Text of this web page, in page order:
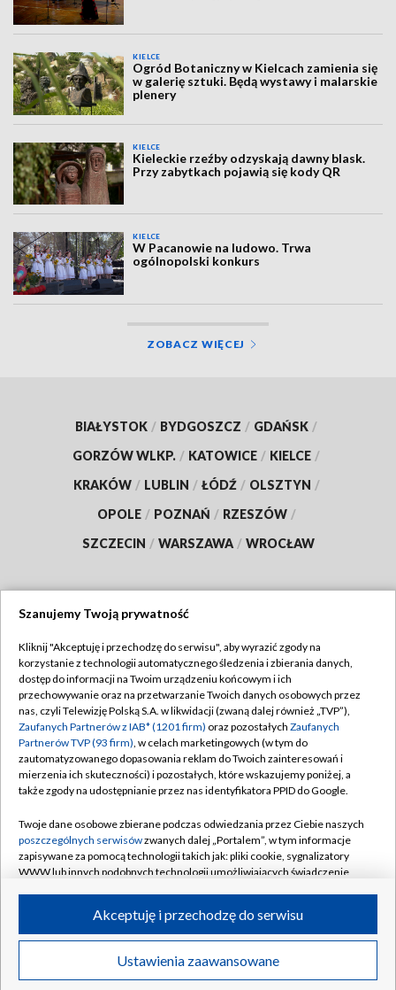
KIELCE
Ogród Botaniczny w Kielcach zamienia się
w galerię sztuki. Będą wystawy i malarskie
plenery
KIELCE
Kieleckie rzeźby odzyskają dawny blask.
Przy zabytkach pojawią się kody QR
KIELCE
W Pacanowie na ludowo. Trwa
ogólnopolski konkurs
ZOBACZ WIĘCEJ
BIAŁYSTOK / BYDGOSZCZ / GDAŃSK /
GORZÓW WLKP. / KATOWICE / KIELCE /
KRAKÓW / LUBLIN / ŁÓDŹ / OLSZTYN /
OPOLE / POZNAŃ / RZESZÓW /
SZCZECIN / WARSZAWA / WROCŁAW
TVP
Abonament TVP
Emisja w TVP
Centrum informacji TVP
Naziemna Telewizja Cyfrowa
Rada Programowa
System NOS
Informacje o nadawcy
Program dla prasy
Ogłoszenie przetargowe
Regulamin TVP
Polityka prywatności
Moje zgody
Pomoc
Kontakt
Kanały
©2026 Telewizja Polska S.A. w likwidacji
Szanujemy Twoją prywatność
Kliknij "Akceptuję i przechodzę do serwisu", aby wyrazić zgody na
korzystanie z technologii automatycznego śledzenia i zbierania danych,
dostęp do informacji na Twoim urządzeniu końcowym i ich
przechowywanie oraz na przetwarzanie Twoich danych osobowych przez
nas, czyli Telewizję Polską S.A. w likwidacji (zwaną dalej również „TVP”),
Zaufanych Partnerów z IAB* (1201 firm) oraz pozostałych Zaufanych
Partnerów TVP (93 firm), w celach marketingowych (w tym do
zautomatyzowanego dopasowania reklam do Twoich zainteresowań i
mierzenia ich skuteczności) i pozostałych, które wskazujemy poniżej, a
także zgody na udostępnianie przez nas identyfikatora PPID do Google.
Twoje dane osobowe zbierane podczas odwiedzania przez Ciebie naszych
poszczególnych serwisówzwanych dalej „Portalem”, w tym informacje
zapisywane za pomocą technologii takich jak: pliki cookie, sygnalizatory
WWW lub innych podobnych technologii umożliwiających świadczenie
ruchu w Internecie.
Twoje dane osobowe zbierane podczas odwiedzania przez Ciebie
poszczególnych serwisówna Portalu, takie jak adresy IP, identyfikatory
Ustawienia zaawansowane
Akceptuję i przechodzę do serwisu